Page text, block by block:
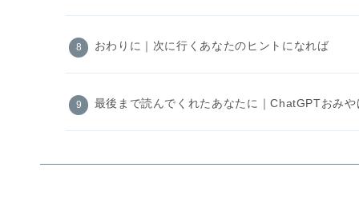
おわりに｜次に行くあなたのヒントになれば
最後まで読んでくれたあなたに｜ChatGPTおみ